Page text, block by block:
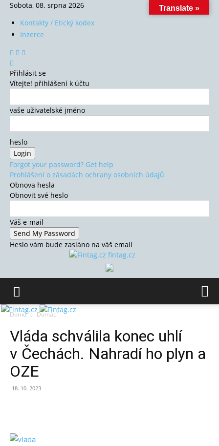
Sobota, 08. srpna 2026
Kontakty / Etický kodex
Inzerce
Přihlásit se
Vítejte! přihlášení k účtu
vaše uživatelské jméno
heslo
Forgot your password? Get help
Prohlášení o zásadách ochrany osobních údajů
Obnova hesla
Obnovit své heslo
Váš e-mail
Heslo vám bude zasláno na váš email
fintag.cz
Domů Domácí
Vláda schválila konec uhlí
v Čechách. Nahradí ho plyn a
OZE
18. 10. 2023
Translate »